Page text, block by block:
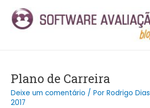
para
Plano de Carreira
Deixe um comentário / PorRodrigo Dias
2017
navigation